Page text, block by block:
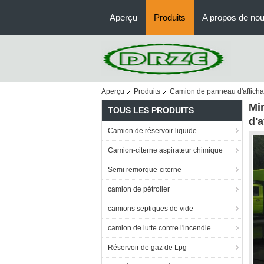
Aperçu Produits A propos de
Aperçu Produits Camion de panneau
TOUS LES PRODUITS
Camion de réservoir liquide
Camion-citerne aspirateur chimique
Semi remorque-citerne
camion de pétrolier
camions septiques de vide
camion de lutte contre l'incendie
Réservoir de gaz de Lpg